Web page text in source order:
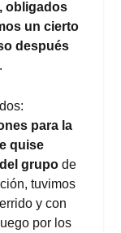
obligados
un cierto
después
para la
quise
grupo de
tuvimos
y con
por los